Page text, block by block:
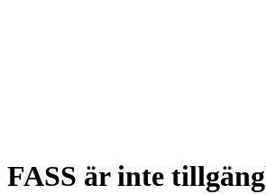
FASS är inte